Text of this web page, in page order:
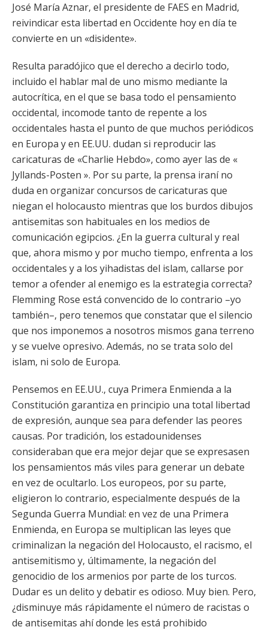
José María Aznar, el presidente de FAES en Madrid,
reivindicar esta libertad en Occidente hoy en día te
convierte en un «disidente».
Resulta paradójico que el derecho a decirlo todo,
incluido el hablar mal de uno mismo mediante la
autocrítica, en el que se basa todo el pensamiento
occidental, incomode tanto de repente a los
occidentales hasta el punto de que muchos periódicos
en Europa y en EE.UU. dudan si reproducir las
caricaturas de «Charlie Hebdo», como ayer las de «
Jyllands-Posten ». Por su parte, la prensa iraní no
duda en organizar concursos de caricaturas que
niegan el holocausto mientras que los burdos dibujos
antisemitas son habituales en los medios de
comunicación egipcios. ¿En la guerra cultural y real
que, ahora mismo y por mucho tiempo, enfrenta a los
occidentales y a los yihadistas del islam, callarse por
temor a ofender al enemigo es la estrategia correcta?
Flemming Rose está convencido de lo contrario –yo
también–, pero tenemos que constatar que el silencio
que nos imponemos a nosotros mismos gana terreno
y se vuelve opresivo. Además, no se trata solo del
islam, ni solo de Europa.
Pensemos en EE.UU., cuya Primera Enmienda a la
Constitución garantiza en principio una total libertad
de expresión, aunque sea para defender las peores
causas. Por tradición, los estadounidenses
consideraban que era mejor dejar que se expresasen
los pensamientos más viles para generar un debate
en vez de ocultarlo. Los europeos, por su parte,
eligieron lo contrario, especialmente después de la
Segunda Guerra Mundial: en vez de una Primera
Enmienda, en Europa se multiplican las leyes que
criminalizan la negación del Holocausto, el racismo, el
antisemitismo y, últimamente, la negación del
genocidio de los armenios por parte de los turcos.
Dudar es un delito y debatir es odioso. Muy bien. Pero,
¿disminuye más rápidamente el número de racistas o
de antisemitas ahí donde les está prohibido